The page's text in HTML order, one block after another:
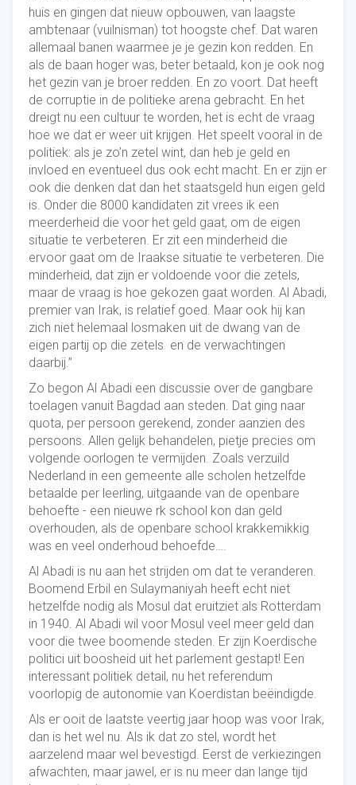
huis en gingen dat nieuw opbouwen, van laagste
ambtenaar (vuilnisman) tot hoogste chef. Dat waren
allemaal banen waarmee je je gezin kon redden. En
als de baan hoger was, beter betaald, kon je ook nog
het gezin van je broer redden. En zo voort. Dat heeft
de corruptie in de politieke arena gebracht. En het
dreigt nu een cultuur te worden, het is echt de vraag
hoe we dat er weer uit krijgen. Het speelt vooral in de
politiek: als je zo’n zetel wint, dan heb je geld en
invloed en eventueel dus ook echt macht. En er zijn er
ook die denken dat dan het staatsgeld hun eigen geld
is. Onder die 8000 kandidaten zit vrees ik een
meerderheid die voor het geld gaat, om de eigen
situatie te verbeteren. Er zit een minderheid die
ervoor gaat om de Iraakse situatie te verbeteren. Die
minderheid, dat zijn er voldoende voor die zetels,
maar de vraag is hoe gekozen gaat worden. Al Abadi,
premier van Irak, is relatief goed. Maar ook hij kan
zich niet helemaal losmaken uit de dwang van de
eigen partij op die zetels en de verwachtingen
daarbij.”
Zo begon Al Abadi een discussie over de gangbare
toelagen vanuit Bagdad aan steden. Dat ging naar
quota, per persoon gerekend, zonder aanzien des
persoons. Allen gelijk behandelen, pietje precies om
volgende oorlogen te vermijden. Zoals verzuild
Nederland in een gemeente alle scholen hetzelfde
betaalde per leerling, uitgaande van de openbare
behoefte - een nieuwe rk school kon dan geld
overhouden, als de openbare school krakkemikkig
was en veel onderhoud behoefde….
Al Abadi is nu aan het strijden om dat te veranderen.
Boomend Erbil en Sulaymaniyah heeft echt niet
hetzelfde nodig als Mosul dat eruitziet als Rotterdam
in 1940. Al Abadi wil voor Mosul veel meer geld dan
voor die twee boomende steden. Er zijn Koerdische
politici uit boosheid uit het parlement gestapt! Een
interessant politiek detail, nu het referendum
voorlopig de autonomie van Koerdistan beëindigde.
Als er ooit de laatste veertig jaar hoop was voor Irak,
dan is het wel nu. Als ik dat zo stel, wordt het
aarzelend maar wel bevestigd. Eerst de verkiezingen
afwachten, maar jawel, er is nu meer dan lange tijd